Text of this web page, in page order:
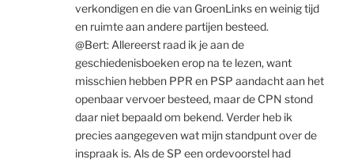
verkondigen en die van GroenLinks en weinig tijd
en ruimte aan andere partijen besteed.
@Bert: Allereerst raad ik je aan de
geschiedenisboeken erop na te lezen, want
misschien hebben PPR en PSP aandacht aan het
openbaar vervoer besteed, maar de CPN stond
daar niet bepaald om bekend. Verder heb ik
precies aangegeven wat mijn standpunt over de
inspraak is. Als de SP een ordevoorstel had